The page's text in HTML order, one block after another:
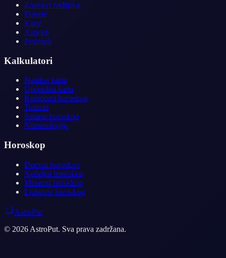
Znakovi zodijaka
Planete
Kuce
Aspekti
Podznak
Kalkulatori
Natalna karta
Uporedna karta
Kompozit horoskop
Tranziti
Solarni horoskop
Numerologija
Horoskop
Dnevni horoskop
Nedeljni horoskop
Mesecni horoskop
Ljubavni horoskop
AstroPut
© 2026 AstroPut. Sva prava zadržana.